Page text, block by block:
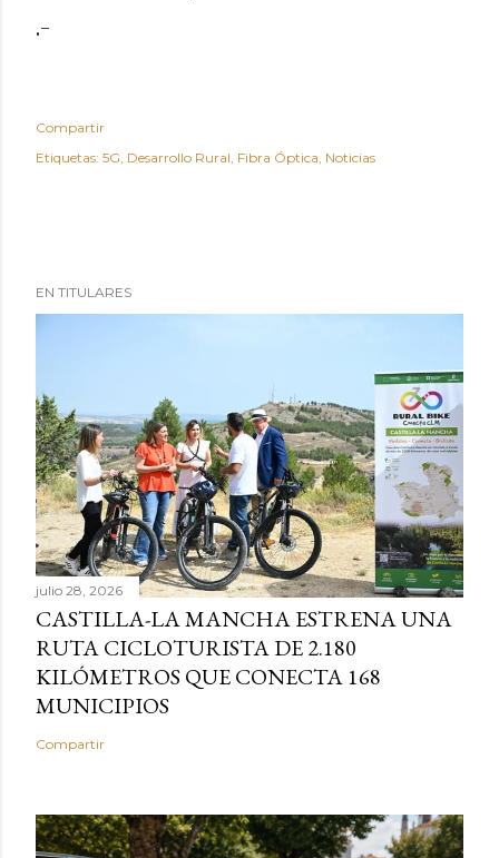
.-
Compartir
Etiquetas: 5G Desarrollo Rural Fibra Óptica Noticias
EN TITULARES
julio 28, 2026
CASTILLA-LA MANCHA ESTRENA UNA
RUTA CICLOTURISTA DE 2.180
KILÓMETROS QUE CONECTA 168
MUNICIPIOS
Compartir